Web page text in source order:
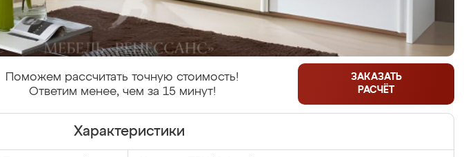
Поможем рассчитать точную стоимость!
Ответим менее, чем за 15 минут!
ЗАКАЗАТЬ
РАСЧЁТ
Характеристики